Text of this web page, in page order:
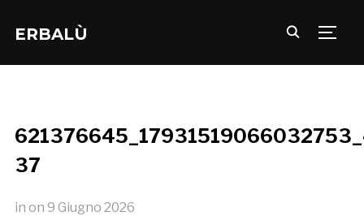
ERBALÙ
37
in on 9 Giugno 2026